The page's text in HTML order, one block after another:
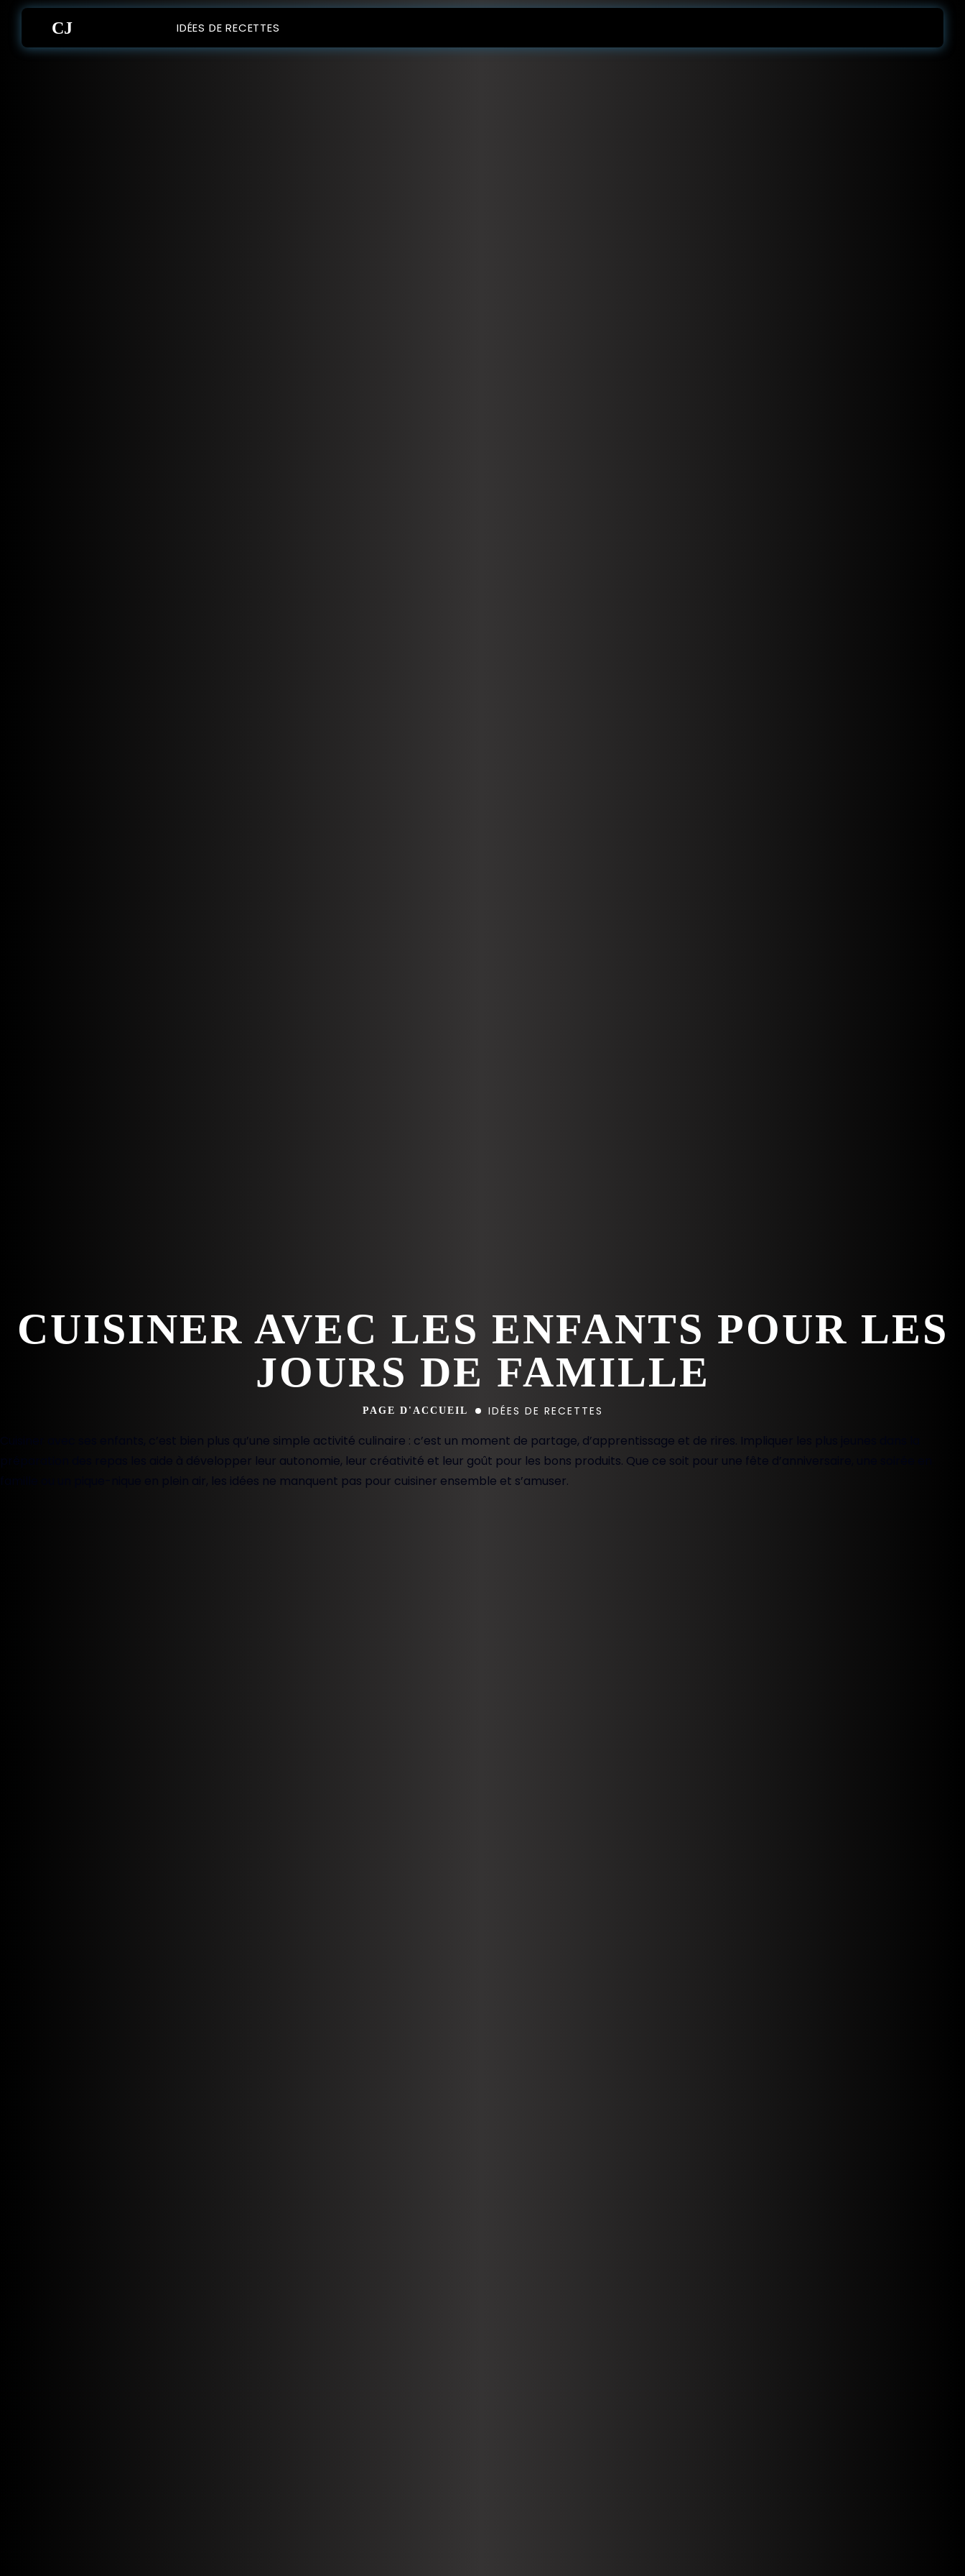
CJ IDÉES DE RECETTES
CUISINER AVEC LES ENFANTS POUR LES
JOURS DE FAMILLE
PAGE D'ACCUEIL IDÉES DE RECETTES
Cuisiner avec ses enfants, c’est bien plus qu’une simple activité culinaire : c’est un moment de partage, d’apprentissage et de rires. Impliquer les plus jeunes dans la
préparation des repas les aide à développer leur autonomie, leur créativité et leur goût pour les bons produits. Que ce soit pour une fête d’anniversaire, une soirée en
famille ou un pique-nique en plein air, les idées ne manquent pas pour cuisiner ensemble et s’amuser.